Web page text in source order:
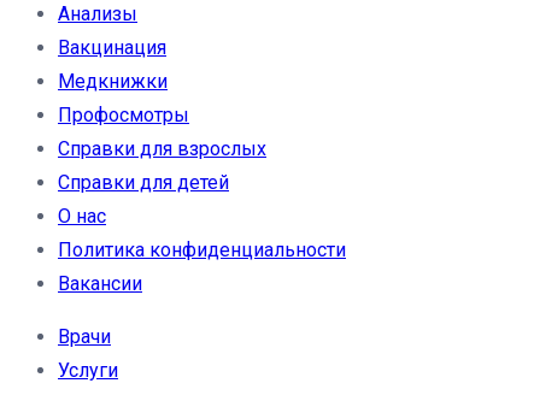
Анализы
Вакцинация
Медкнижки
Профосмотры
Справки для взрослых
Справки для детей
О нас
Политика конфиденциальности
Вакансии
Врачи
Услуги